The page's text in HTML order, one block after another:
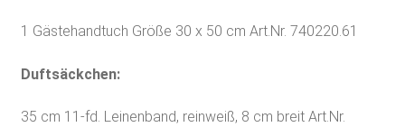
1 Gästehandtuch Größe 30 x 50 cm Art.Nr. 740220.61
Duftsäckchen:
35 cm 11-fd. Leinenband, reinweiß, 8 cm breit Art.Nr.